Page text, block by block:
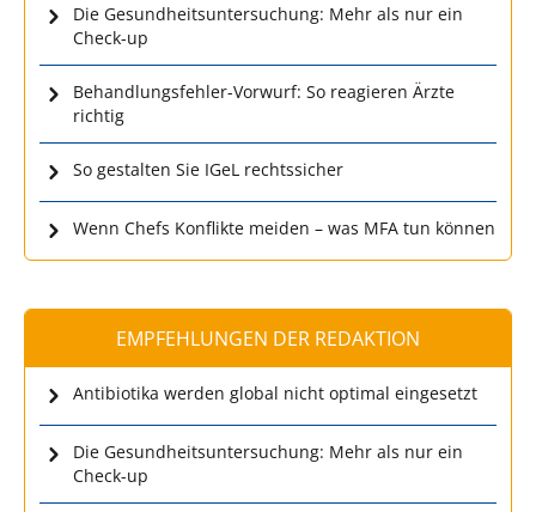
Die Gesundheitsuntersuchung: Mehr als nur ein
Check-up
Behandlungsfehler-Vorwurf: So reagieren Ärzte
richtig
So gestalten Sie IGeL rechtssicher
Wenn Chefs Konflikte meiden – was MFA tun können
EMPFEHLUNGEN DER REDAKTION
Antibiotika werden global nicht optimal eingesetzt
Die Gesundheitsuntersuchung: Mehr als nur ein
Check-up